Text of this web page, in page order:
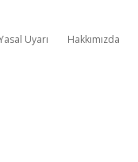
Uyarı Hakkımızda